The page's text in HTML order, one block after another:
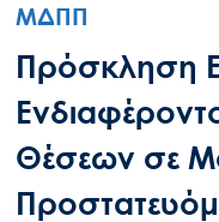
ΜΔΠΠ
Πρόσκληση
Θέσεων σε